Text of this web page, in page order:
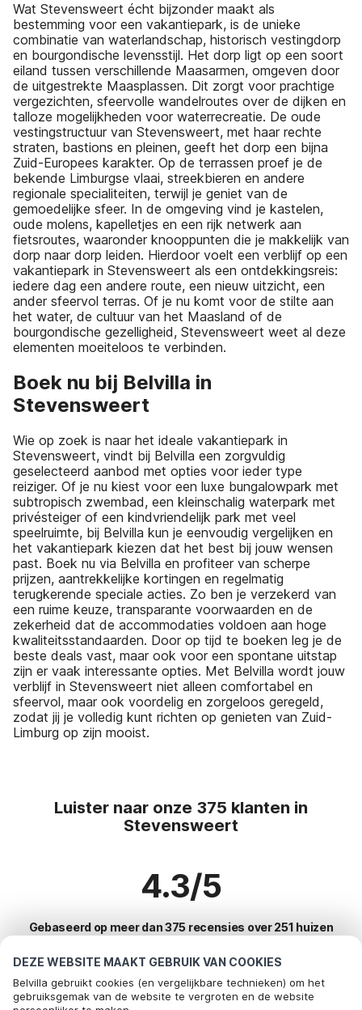
DEZE WEBSITE MAAKT GEBRUIK VAN COOKIES
Belvilla gebruikt cookies (en vergelijkbare technieken) om het
gebruiksgemak van de website te vergroten en de website
Wat Stevensweert écht bijzonder maakt als
bestemming voor een vakantiepark, is de unieke
combinatie van waterlandschap, historisch vestingdorp
en bourgondische levensstijl. Het dorp ligt op een soort
eiland tussen verschillende Maasarmen, omgeven door
de uitgestrekte Maasplassen. Dit zorgt voor prachtige
vergezichten, sfeervolle wandelroutes over de dijken en
talloze mogelijkheden voor waterrecreatie. De oude
vestingstructuur van Stevensweert, met haar rechte
straten, bastions en pleinen, geeft het dorp een bijna
Zuid-Europees karakter. Op de terrassen proef je de
bekende Limburgse vlaai, streekbieren en andere
regionale specialiteiten, terwijl je geniet van de
gemoedelijke sfeer. In de omgeving vind je kastelen,
oude molens, kapelletjes en een rijk netwerk aan
fietsroutes, waaronder knooppunten die je makkelijk van
dorp naar dorp leiden. Hierdoor voelt een verblijf op een
vakantiepark in Stevensweert als een ontdekkingsreis:
iedere dag een andere route, een nieuw uitzicht, een
ander sfeervol terras. Of je nu komt voor de stilte aan
het water, de cultuur van het Maasland of de
bourgondische gezelligheid, Stevensweert weet al deze
elementen moeiteloos te verbinden.
Boek nu bij Belvilla in
Stevensweert
Wie op zoek is naar het ideale vakantiepark in
Stevensweert, vindt bij Belvilla een zorgvuldig
geselecteerd aanbod met opties voor ieder type
reiziger. Of je nu kiest voor een luxe bungalowpark met
subtropisch zwembad, een kleinschalig waterpark met
privésteiger of een kindvriendelijk park met veel
speelruimte, bij Belvilla kun je eenvoudig vergelijken en
het vakantiepark kiezen dat het best bij jouw wensen
past. Boek nu via Belvilla en profiteer van scherpe
prijzen, aantrekkelijke kortingen en regelmatig
terugkerende speciale acties. Zo ben je verzekerd van
een ruime keuze, transparante voorwaarden en de
zekerheid dat de accommodaties voldoen aan hoge
kwaliteitsstandaarden. Door op tijd te boeken leg je de
beste deals vast, maar ook voor een spontane uitstap
zijn er vaak interessante opties. Met Belvilla wordt jouw
verblijf in Stevensweert niet alleen comfortabel en
sfeervol, maar ook voordelig en zorgeloos geregeld,
zodat jij je volledig kunt richten op genieten van Zuid-
Limburg op zijn mooist.
Luister naar onze 375 klanten in
Stevensweert
4.3/5
Gebaseerd op meer dan 375 recensies over 251 huizen
Meest populaire bestemmingen voor